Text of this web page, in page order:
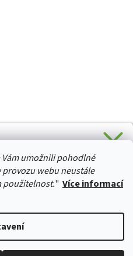
umožnili pohodlné
webu neustále
použitelnost." Více informací
práva vyhrazena.Upravit
z našeho obchodu a je
:)
přihlásit
osobních údajů